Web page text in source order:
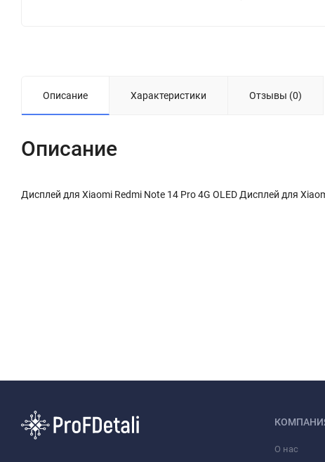
Описание Характеристики Отзывы (0)
Описание
Дисплей для Xiaomi Redmi Note 14 Pro 4G OLED Дисплей для
О нас